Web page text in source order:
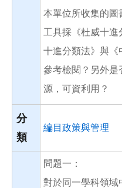
本單位所收集的圖
工具採《杜威十
十進分類法》與《
參考檢閱？另外是
源，可資利用？
分
類
編目政策與管理
問題一：
對於同一學科領域